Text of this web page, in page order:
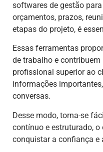
softwares de gestão
orçamentos, prazos,
etapas do projeto, é
Essas ferramentas
de trabalho e
profissional superior ao
informações
conversas.
Desse modo, torna-se
contínuo e estruturado, o
conquistar a confiança e